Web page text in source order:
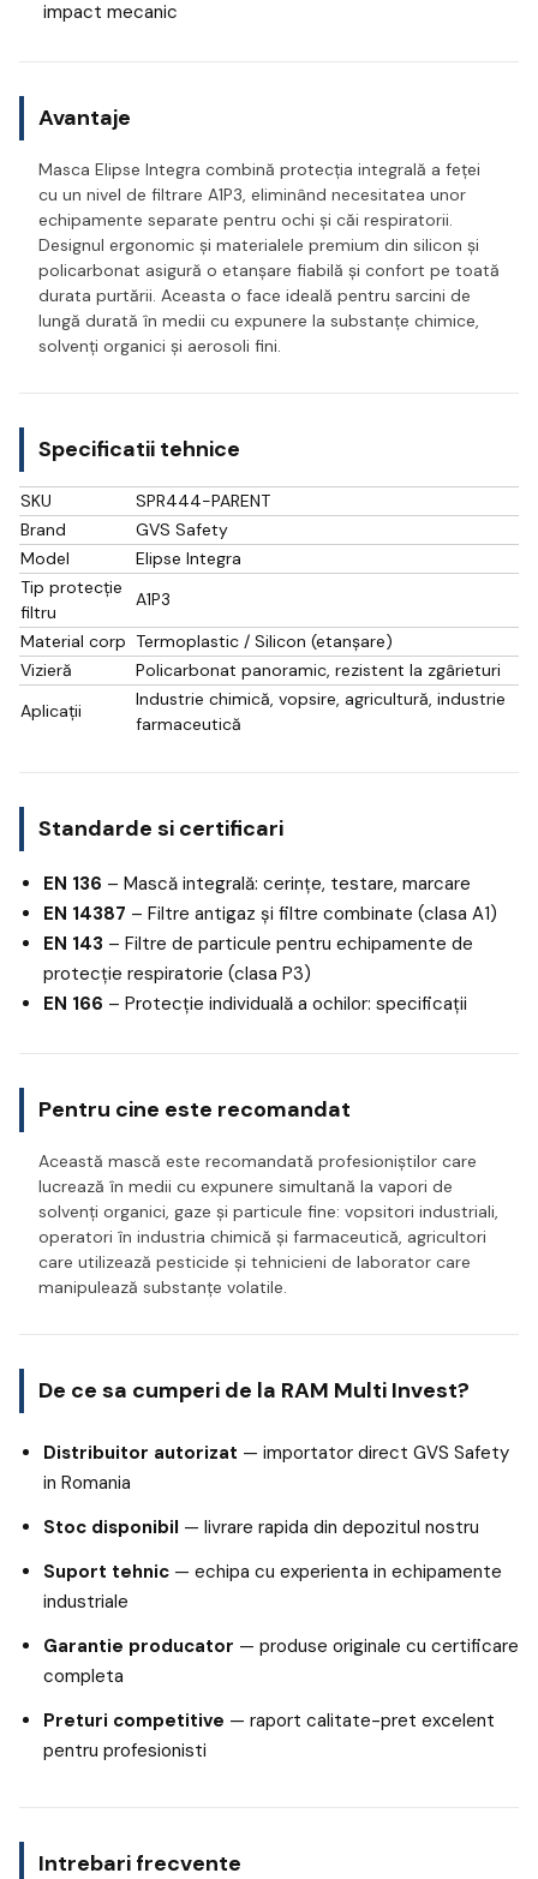
impact mecanic
Avantaje
Masca Elipse Integra combină protecția integrală a feței
cu un nivel de filtrare A1P3, eliminând necesitatea unor
echipamente separate pentru ochi și căi respiratorii.
Designul ergonomic și materialele premium din silicon și
policarbonat asigură o etanșare fiabilă și confort pe toată
durata purtării. Aceasta o face ideală pentru sarcini de
lungă durată în medii cu expunere la substanțe chimice,
solvenți organici și aerosoli fini.
Specificatii tehnice
SKU
SPR444-PARENT
Brand
GVS Safety
Model
Elipse Integra
Tip protecție
filtru
A1P3
Material corp Termoplastic / Silicon (etanșare)
Vizieră
Policarbonat panoramic, rezistent la zgârieturi
Aplicații
Industrie chimică, vopsire, agricultură, industrie
farmaceutică
Standarde si certificari
EN 136 – Mască integrală: cerințe, testare, marcare
EN 14387 – Filtre antigaz și filtre combinate (clasa A1)
EN 143 – Filtre de particule pentru echipamente de
protecție respiratorie (clasa P3)
EN 166 – Protecție individuală a ochilor: specificații
Pentru cine este recomandat
Această mască este recomandată profesioniștilor care
lucrează în medii cu expunere simultană la vapori de
solvenți organici, gaze și particule fine: vopsitori industriali,
operatori în industria chimică și farmaceutică, agricultori
care utilizează pesticide și tehnicieni de laborator care
manipulează substanțe volatile.
De ce sa cumperi de la RAM Multi Invest?
Distribuitor autorizat — importator direct GVS Safety
in Romania
Stoc disponibil — livrare rapida din depozitul nostru
Suport tehnic — echipa cu experienta in echipamente
industriale
Garantie producator — produse originale cu certificare
completa
Preturi competitive — raport calitate-pret excelent
pentru profesionisti
Intrebari frecvente